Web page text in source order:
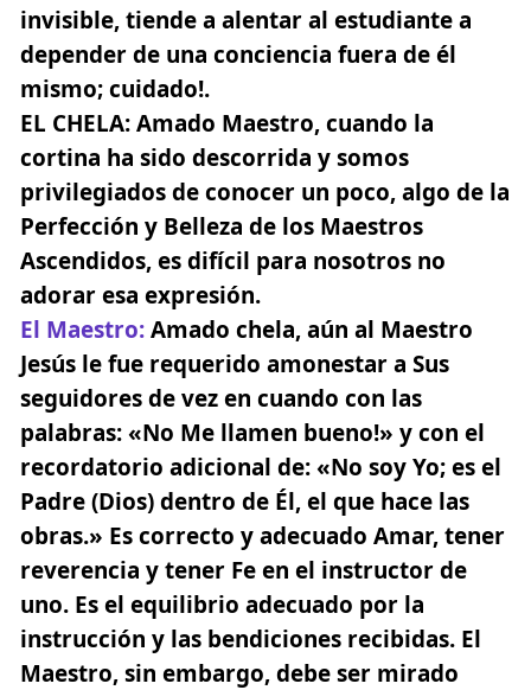
invisible, tiende a alentar al estudiante a
depender de una conciencia fuera de él
mismo; cuidado!.
EL CHELA:Amado Maestro, cuando la
cortina ha sido descorrida y somos
privilegiados de conocer un poco, algo de la
Perfección y Belleza de los Maestros
Ascendidos, es difícil para nosotros no
adorar esa expresión.
El Maestro:Amado chela, aún al Maestro
Jesús le fue requerido amonestar a Sus
seguidores de vez en cuando con las
palabras: «No Me llamen bueno!» y con el
recordatorio adicional de: «No soy Yo; es el
Padre (Dios) dentro de Él, el que hace las
obras.» Es correcto y adecuado Amar, tener
reverencia y tener Fe en el instructor de
uno. Es el equilibrio adecuado por la
instrucción y las bendiciones recibidas. El
Maestro, sin embargo, debe ser mirado